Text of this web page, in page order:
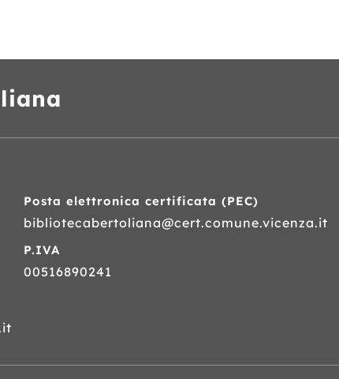
Posta elettronica certificata (PEC)
bibliotecabertoliana@cert.comune.vicenza.it
P.IVA
00516890241